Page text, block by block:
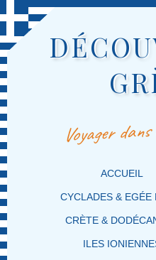
Voyager
MENU PRINCIPAL
MASQUER LA NAVIGATION
MASQUER LA NAVIGATION
ACCUEIL
CYCLADES & EGÉE
CRÈTE &
ILES